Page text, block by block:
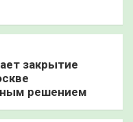
закрытие
решением